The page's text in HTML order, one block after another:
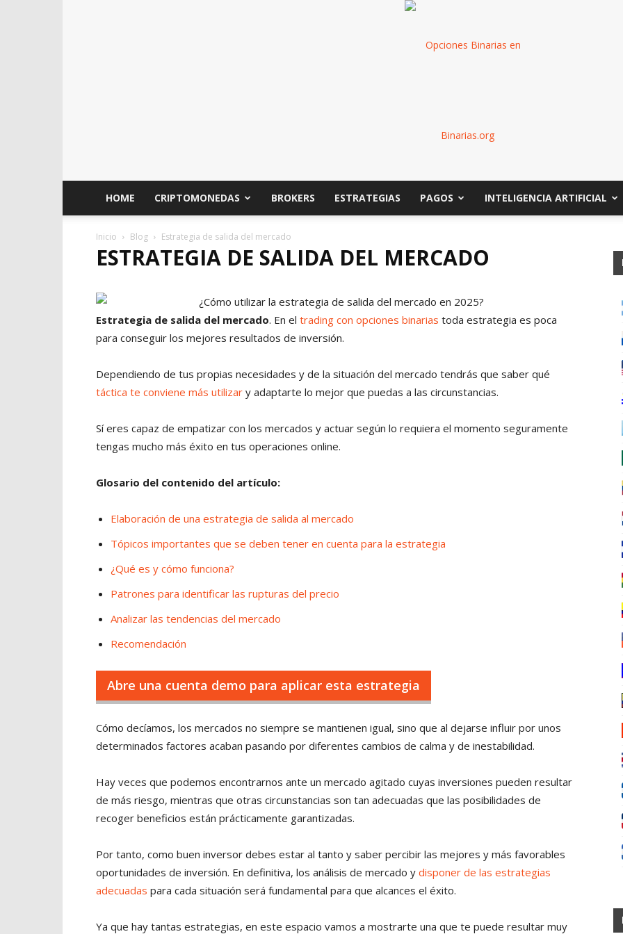
HOME CRIPTOMONEDAS BROKERS ESTRATEGIAS PAGOS INTELIGENCIA ARTIFICIAL
Inicio Blog Estrategia de salida del mercado
ESTRATEGIA DE SALIDA DEL MERCADO
Estrategia de salida del mercado. En el trading con opciones binarias toda estrategia es poca
para conseguir los mejores resultados de inversión.
Dependiendo de tus propias necesidades y de la situación del mercado tendrás que saber qué
táctica te conviene más utilizar y adaptarte lo mejor que puedas a las circunstancias.
Sí eres capaz de empatizar con los mercados y actuar según lo requiera el momento seguramente
tengas mucho más éxito en tus operaciones online.
Glosario del contenido del artículo:
Elaboración de una estrategia de salida al mercado
Tópicos importantes que se deben tener en cuenta para la estrategia
¿Qué es y cómo funciona?
Patrones para identificar las rupturas del precio
Analizar las tendencias del mercado
Recomendación
Abre una cuenta demo para aplicar esta estrategia
Cómo decíamos, los mercados no siempre se mantienen igual, sino que al dejarse influir por unos
determinados factores acaban pasando por diferentes cambios de calma y de inestabilidad.
Hay veces que podemos encontrarnos ante un mercado agitado cuyas inversiones pueden resultar
de más riesgo, mientras que otras circunstancias son tan adecuadas que las posibilidades de
recoger beneficios están prácticamente garantizadas.
Por tanto, como buen inversor debes estar al tanto y saber percibir las mejores y más favorables
oportunidades de inversión. En definitiva, los análisis de mercado y disponer de las estrategias
adecuadas para cada situación será fundamental para que alcances el éxito.
Ya que hay tantas estrategias, en este espacio vamos a mostrarte una que te puede resultar muy